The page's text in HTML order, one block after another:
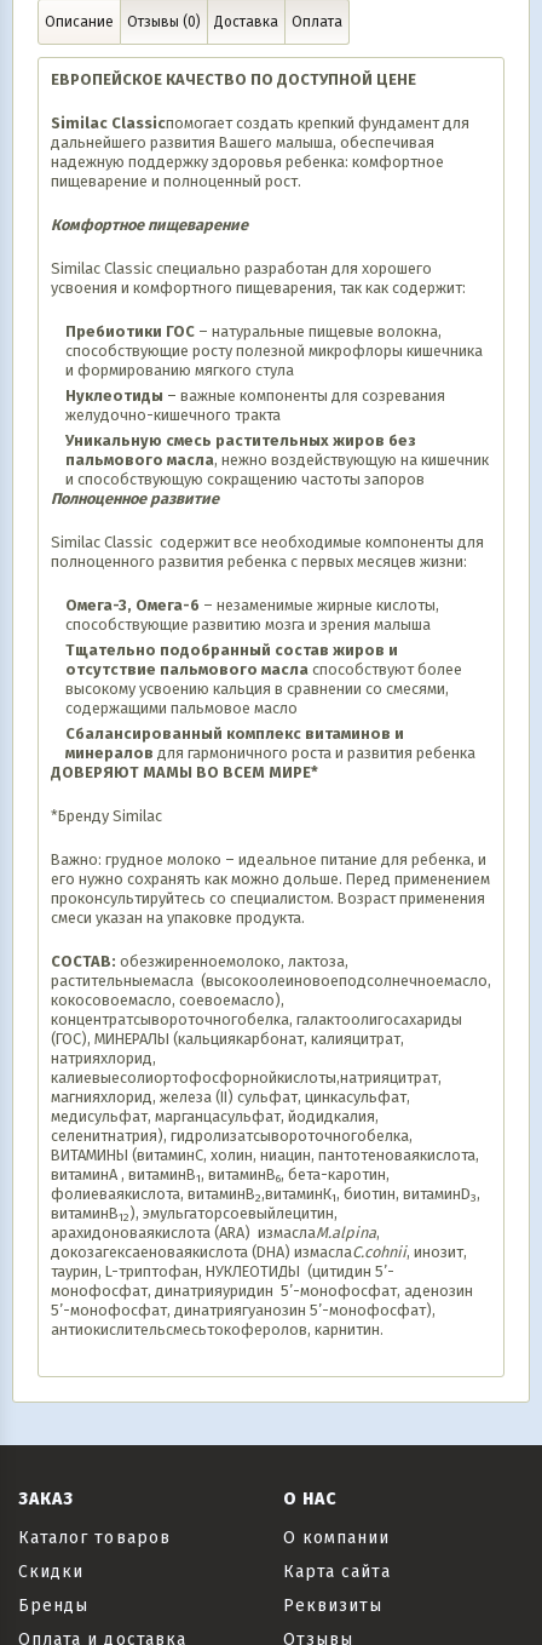
Описание Отзывы (0) Доставка Оплата
ЕВРОПЕЙСКОЕ КАЧЕСТВО ПО ДОСТУПНОЙ ЦЕНЕ
Similac Classicпомогает создать крепкий фундамент для
дальнейшего развития Вашего малыша, обеспечивая
надежную поддержку здоровья ребенка: комфортное
пищеварение и полноценный рост.
Комфортное пищеварение
Similac Classic специально разработан для хорошего
усвоения и комфортного пищеварения, так как содержит:
Пребиотики ГОС – натуральные пищевые волокна,
способствующие росту полезной микрофлоры кишечника
и формированию мягкого стула
Нуклеотиды – важные компоненты для созревания
желудочно-кишечного тракта
Уникальную смесь растительных жиров без
пальмового масла, нежно воздействующую на кишечник
и способствующую сокращению частоты запоров
Полноценное развитие
Similac Classic содержит все необходимые компоненты для
полноценного развития ребенка с первых месяцев жизни:
Омега-3, Омега-6 – незаменимые жирные кислоты,
способствующие развитию мозга и зрения малыша
Тщательно подобранный состав жиров и
отсутствие пальмового масла способствуют более
высокому усвоению кальция в сравнении со смесями,
содержащими пальмовое масло
Сбалансированный комплекс витаминов и
минералов для гармоничного роста и развития ребенка
ДОВЕРЯЮТ МАМЫ ВО ВСЕМ МИРЕ*
*Бренду Similac
Важно: грудное молоко – идеальное питание для ребенка, и
его нужно сохранять как можно дольше. Перед применением
проконсультируйтесь со специалистом. Возраст применения
смеси указан на упаковке продукта.
СОСТАВ: обезжиренноемолоко, лактоза,
растительныемасла (высокоолеиновоеподсолнечноемасло,
кокосовоемасло, соевоемасло),
концентратсывороточногобелка, галактоолигосахариды
(ГОС), МИНЕРАЛЫ (кальциякарбонат, калияцитрат,
натрияхлорид,
калиевыесолиортофосфорнойкислоты,натрияцитрат,
магнияхлорид, железа (II) сульфат, цинкасульфат,
медисульфат, марганцасульфат, йодидкалия,
селенитнатрия), гидролизатсывороточногобелка,
ВИТАМИНЫ (витаминС, холин, ниацин, пантотеноваякислота,
витаминА , витаминB1, витаминB6, бета-каротин,
фолиеваякислота, витаминB2,витаминК1, биотин, витаминD3,
витаминВ12), эмульгаторсоевыйлецитин,
арахидоноваякислота (АRA) измаслаM.alpina,
докозагексаеноваякислота (DHA) измаслаC.cohnii, инозит,
таурин, L-триптофан, НУКЛЕОТИДЫ (цитидин 5’-
монофосфат, динатрияуридин 5’-монофосфат, aденозин
5’-монофосфат, динатриягуанозин 5’-монофосфат),
антиокислительсмесьтокоферолов, карнитин.
ЗАКАЗ
Каталог товаров
Скидки
Бренды
Оплата и доставка
О НАС
О компании
Карта сайта
Реквизиты
Отзывы